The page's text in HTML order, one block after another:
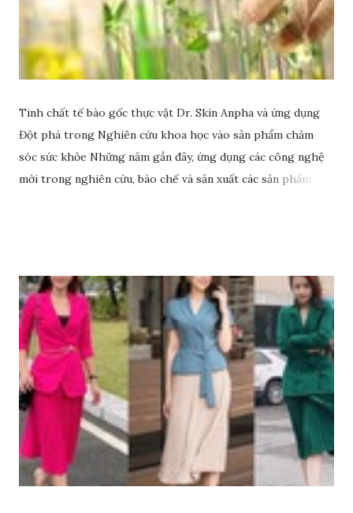
Tinh chất tế bào gốc thực vật Dr. Skin Anpha và ứng dụng
Đột phá trong Nghiên cứu khoa học vào sản phẩm chăm
sóc sức khỏe Những năm gần đây, ứng dụng các công nghệ
mới trong nghiên cứu, bào chế và sản xuất các sản phẩm
tiêu biểu. Đơn vị này đã ứng dụng rất nhiều các nghiên cứu
khoa học trong việc sản xuất, phát triển các sản phẩm chăm
sóc sức khỏe và đem lại nhiều thành tựu giá trị, đặc biệt là
công nghệ tế bào gốc.